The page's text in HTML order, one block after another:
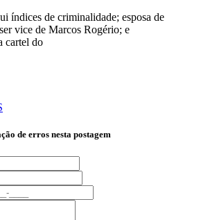
de erros nesta postagem